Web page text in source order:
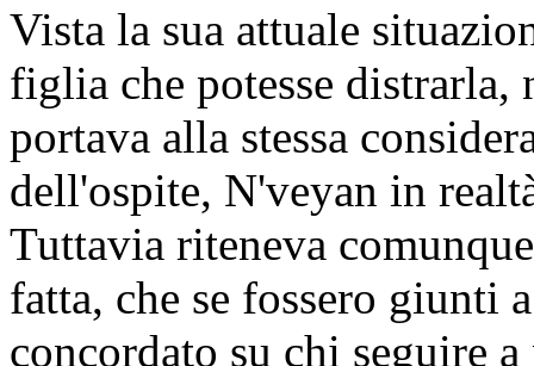
Vista la sua attuale
figlia che potesse distrarla,
portava alla stessa
dell'ospite, N'veyan in
Tuttavia riteneva
fatta, che se fossero giunti
concordato su chi seguire